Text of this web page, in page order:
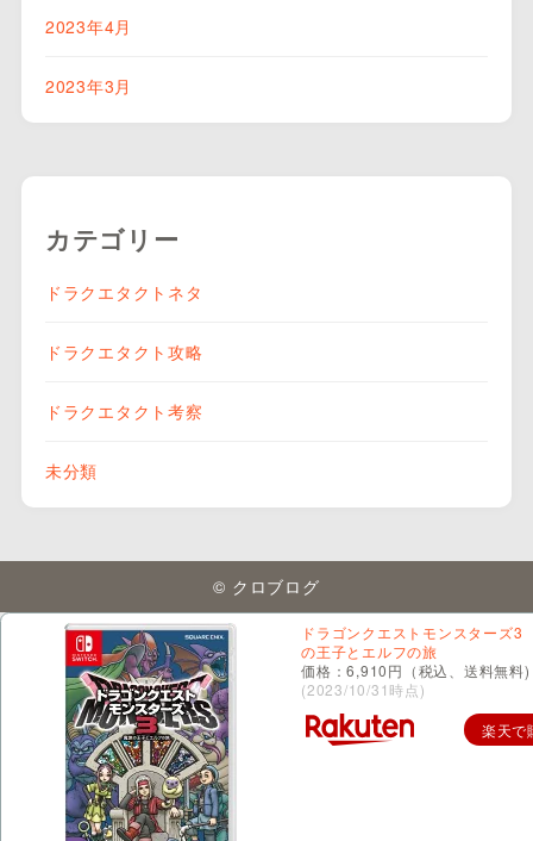
2023年4月
2023年3月
カテゴリー
ドラクエタクトネタ
ドラクエタクト攻略
ドラクエタクト考察
未分類
© クロブログ
ドラゴンクエストモンスターズ
の王子とエルフの旅
価格：6,910円（税込、送料無料)
(2023/10/31時点)
楽天で